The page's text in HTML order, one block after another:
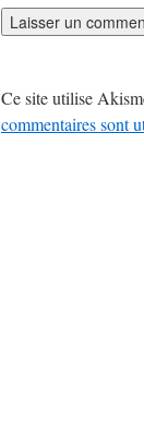
Ce site utilise
commentaires sont